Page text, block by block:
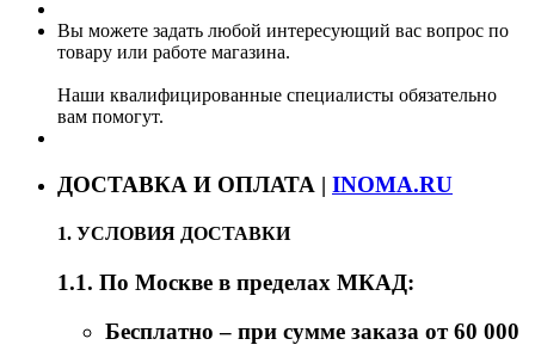
Вы можете задать любой интересующий вас вопрос по
товару или работе магазина.
Наши квалифицированные специалисты обязательно
вам помогут.
ДОСТАВКА И ОПЛАТА | INOMA.RU
1. УСЛОВИЯ ДОСТАВКИ
1.1. По Москве в пределах МКАД:
Бесплатно – при сумме заказа от 60 000